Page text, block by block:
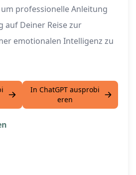
um professionelle Anleitung
auf Deiner Reise zur
emotionalen Intelligenz zu
In ChatGPT ausprobi
eren